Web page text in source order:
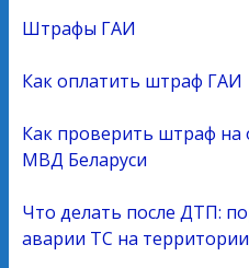
Штрафы ГАИ
Как оплатить штраф ГАИ
Как проверить штраф
МВД Беларуси
Что делать после ДТП:
аварии ТС на